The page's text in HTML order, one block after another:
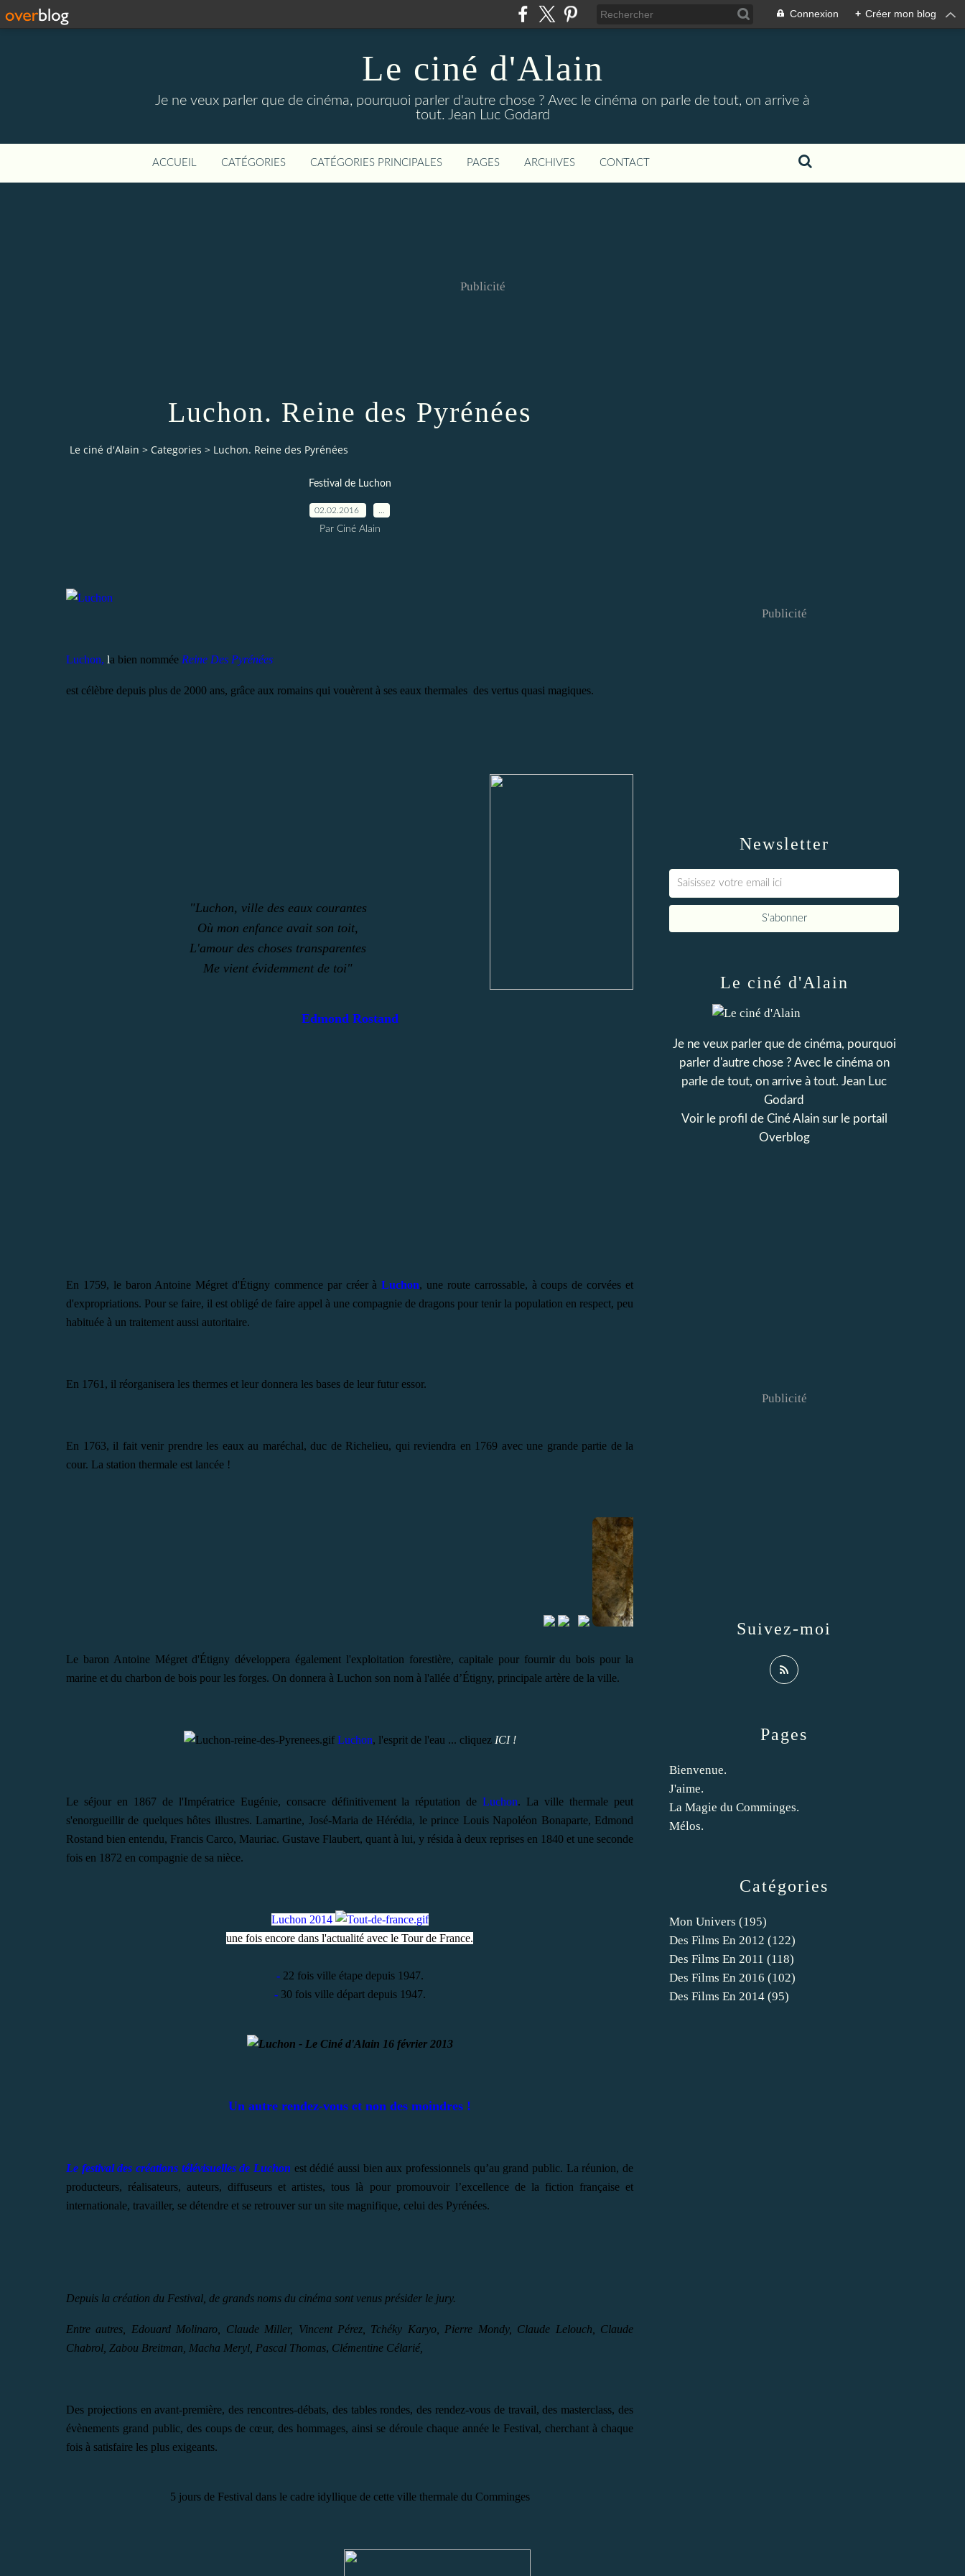
Connexion + Créer mon blog
Le ciné d'Alain
Je ne veux parler que de cinéma, pourquoi parler d'autre chose ? Avec le cinéma on parle de tout, on arrive à
tout. Jean Luc Godard
ACCUEIL CATÉGORIES CATÉGORIES PRINCIPALES PAGES ARCHIVES CONTACT
Publicité
Luchon. Reine des Pyrénées
Le ciné d'Alain > Categories > Luchon. Reine des Pyrénées
Festival de Luchon
02.02.2016
Par Ciné Alain
Luchon, la bien nommée Reine Des Pyrénées
est célèbre depuis plus de 2000 ans, grâce aux romains qui vouèrent à ses eaux thermales des vertus quasi magiques.
"Luchon, ville des eaux courantes
Où mon enfance avait son toit,
L'amour des choses transparentes
Me vient évidemment de toi"
Edmond Rostand
En 1759, le baron Antoine Mégret d'Étigny commence par créer à Luchon, une route carrossable, à coups de corvées et
d'expropriations. Pour se faire, il est obligé de faire appel à une compagnie de dragons pour tenir la population en respect, peu
habituée à un traitement aussi autoritaire.
En 1761, il réorganisera les thermes et leur donnera les bases de leur futur essor.
En 1763, il fait venir prendre les eaux au maréchal, duc de Richelieu, qui reviendra en 1769 avec une grande partie de la
cour. La station thermale est lancée !
Le baron Antoine Mégret d'Étigny développera également l'exploitation forestière, capitale pour fournir du bois pour la
marine et du charbon de bois pour les forges. On donnera à Luchon son nom à l'allée d’Étigny, principale artère de la ville.
Luchon, l'esprit de l'eau ... cliquez ICI !
Le séjour en 1867 de l'Impératrice Eugénie, consacre définitivement la réputation deLuchon. La ville thermale peut
s'enorgueillir de quelques hôtes illustres. Lamartine, José-Maria de Hérédia, le prince Louis Napoléon Bonaparte, Edmond
Rostand bien entendu, Francis Carco, Mauriac. Gustave Flaubert, quant à lui, y résida à deux reprises en 1840 et une seconde
fois en 1872 en compagnie de sa nièce.
Luchon 2014
une fois encore dans l'actualité avec le Tour de France.
-22 fois ville étape depuis 1947.
-30 fois ville départ depuis 1947.
Un autre rendez-vous et non des moindres !
Le festival des créations télévisuelles de Luchon est dédié aussi bien aux professionnels qu’au grand public. La réunion, de
producteurs, réalisateurs, auteurs, diffuseurs et artistes, tous là pour promouvoir l’excellence de la fiction française et
internationale, travailler, se détendre et se retrouver sur un site magnifique, celui des Pyrénées.
Depuis la création du Festival, de grands noms du cinéma sont venus présider le jury.
Entre autres, Edouard Molinaro Claude Miller, Vincent Pérez Tchéky Karyo, Pierre Mondy, Claude Lelouch
Claude
Chabrol Zabou Breitman Macha Meryl Pascal Thomas, Clémentine Célarié,
Des projections en avant-première, des rencontres-débats, des tables rondes, des rendez-vous de travail, des masterclass, des
évènements grand public, des coups de cœur, des hommages, ainsi se déroule chaque année le Festival, cherchant à chaque
fois à satisfaire les plus exigeants.
5 jours de Festival dans le cadre idyllique de cette ville thermale du Comminges
Newsletter
Publicité
Catégories
Mon Univers (195)
Des Films En 2012 (122)
Des Films En 2011 (118)
Des Films En 2016 (102)
Des Films En 2014 (95)
Pages
Bienvenue.
J'aime.
La Magie du Comminges.
Mélos.
Le ciné d'Alain
Je ne veux parler que de cinéma, pourquoi
parler d'autre chose ? Avec le cinéma on
parle de tout, on arrive à tout. Jean Luc
Godard
Voir le profil de Ciné Alainsur le portail
Overblog
Suivez-moi
Publicité